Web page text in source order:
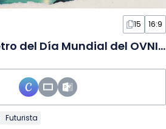
15 16:9
Minitema Retro del Día Mundial del OVNI en Diapositivas
Futurista